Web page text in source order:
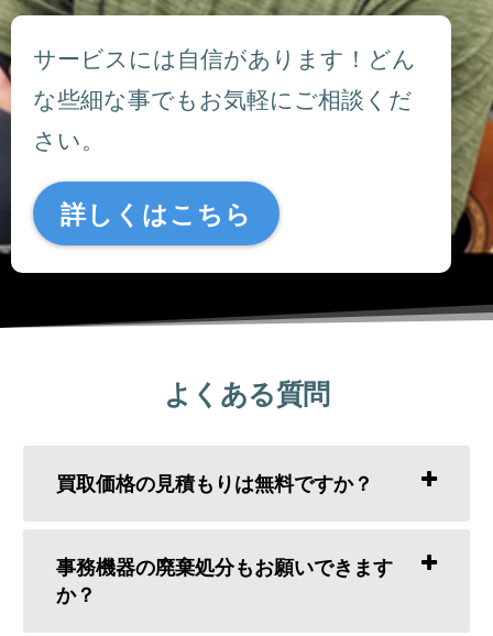
サービスには自信があります！どん
な些細な事でもお気軽にご相談くだ
さい。
詳しくはこちら
よくある質問
買取価格の見積もりは無料ですか？
事務機器の廃棄処分もお願いできます
か？